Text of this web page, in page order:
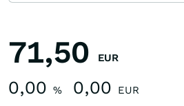
71,50 EUR
0,00 % 0,00 EUR